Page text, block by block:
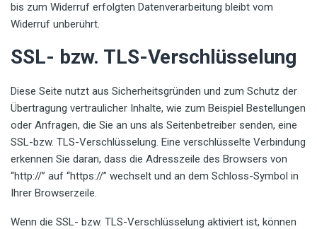
bis zum Widerruf erfolgten Datenverarbeitung bleibt vom
Widerruf unberührt.
SSL- bzw. TLS-Verschlüsselung
Diese Seite nutzt aus Sicherheitsgründen und zum Schutz der
Übertragung vertraulicher Inhalte, wie zum Beispiel Bestellungen
oder Anfragen, die Sie an uns als Seitenbetreiber senden, eine
SSL-bzw. TLS-Verschlüsselung. Eine verschlüsselte Verbindung
erkennen Sie daran, dass die Adresszeile des Browsers von
“http://” auf “https://” wechselt und an dem Schloss-Symbol in
Ihrer Browserzeile.
Wenn die SSL- bzw. TLS-Verschlüsselung aktiviert ist, können